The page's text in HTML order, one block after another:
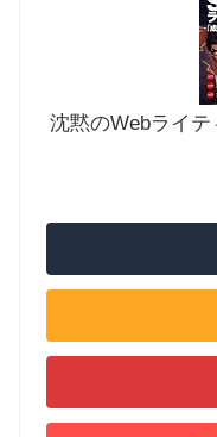
沈黙のWebライ